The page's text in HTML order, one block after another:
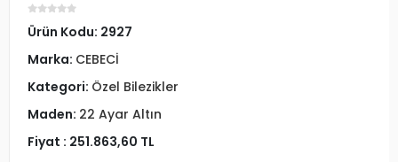
Ürün Kodu: 2927
Marka: CEBECİ
Kategori: Özel Bilezikler
Maden: 22 Ayar Altın
Fiyat : 251.863,60 TL